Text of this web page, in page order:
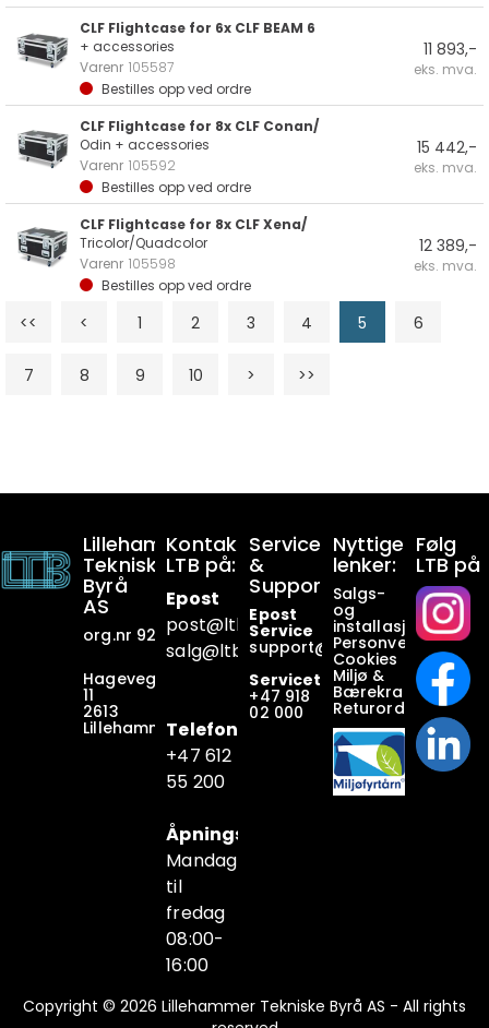
CLF Flightcase for 6x CLF BEAM 6
+ accessories
Varenr 105587
Bestilles opp ved ordre
11 893,-
eks. mva.
CLF Flightcase for 8x CLF Conan/
Odin + accessories
Varenr 105592
Bestilles opp ved ordre
15 442,-
eks. mva.
CLF Flightcase for 8x CLF Xena/
Tricolor/Quadcolor
Varenr 105598
Bestilles opp ved ordre
12 389,-
eks. mva.
<< < 1 2 3 4 5 6
7 8 9 10 > >>
Lillehammer
Tekniske
Byrå
AS
org.nr 928649911
Hagevegen
11
2613
Lillehammer
Kontakt
LTB på:
Epost
post@ltb .no
salg@ltb.no
Telefon
+47 612
55 200
Åpningstider
Mandag
til
fredag
08:00-
16:00
Service
&
Support:
Epost
Service
support@ltb.no
Servicetelefon
+47 918
02 000
Nyttige
lenker:
Salgs-
og
Personvern
Cookies
Miljø &
Bærekraft
Returordninger
Følg
LTB på
Copyright © 2026 Lillehammer Tekniske Byrå AS - All rights